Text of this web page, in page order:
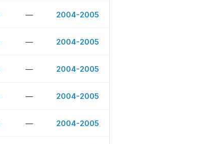
— 2004-2005
— 2004-2005
— 2004-2005
— 2004-2005
— 2004-2005